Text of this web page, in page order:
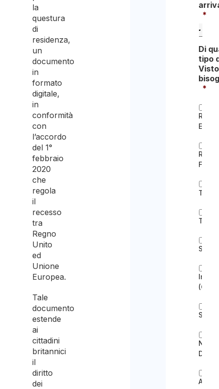
la
questura
di
residenza,
un
documento
in
formato
digitale,
in
conformità
con
l’accordo
del 1°
febbraio
2020
che
regola
il
recesso
tra
Regno
Unito
ed
Unione
Europea.
Tale
documento
estende
ai
cittadini
britannici
il
diritto
dei
*
Di
tipo
*